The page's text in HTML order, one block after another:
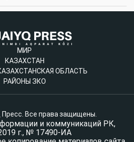
МИР
КАЗАХСТАН
ОБЛАСТЬ
РАЙОНЫ ЗКО
Все права защищены.
и коммуникаций РК,
г., № 17490-ИА